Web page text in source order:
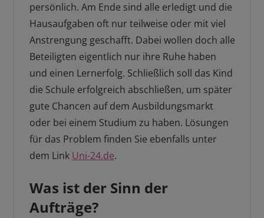
persönlich. Am Ende sind alle erledigt und die
Hausaufgaben oft nur teilweise oder mit viel
Anstrengung geschafft. Dabei wollen doch alle
Beteiligten eigentlich nur ihre Ruhe haben
und einen Lernerfolg. Schließlich soll das Kind
die Schule erfolgreich abschließen, um später
gute Chancen auf dem Ausbildungsmarkt
oder bei einem Studium zu haben. Lösungen
für das Problem finden Sie ebenfalls unter
dem Link Uni-24.de.
Was ist der Sinn der
Aufträge?